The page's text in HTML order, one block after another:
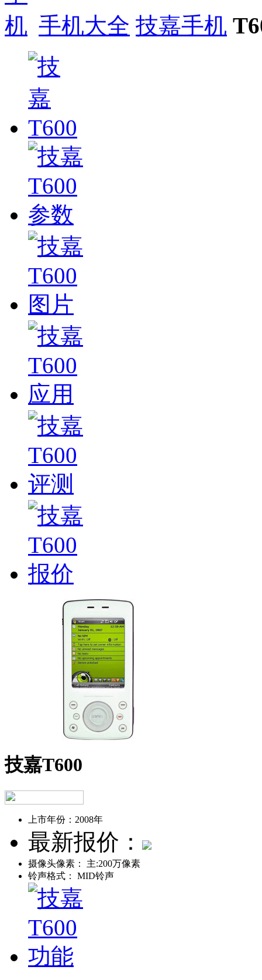
手机大全 技嘉手机
技嘉T600
上市年份： 2008年
最新报价：
摄像头像素：
主:200万像素
铃声格式：
MID铃声